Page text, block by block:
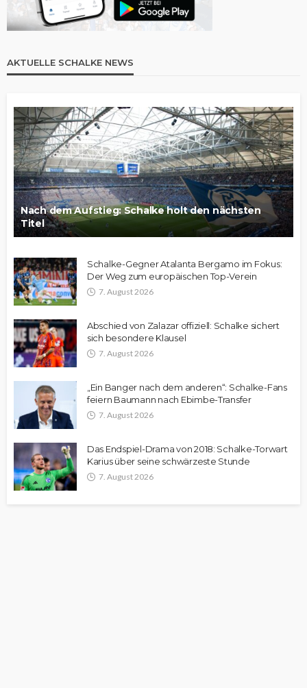
AKTUELLE SCHALKE NEWS
Nach dem Aufstieg: Schalke holt den nächsten
Titel
Schalke-Gegner Atalanta Bergamo im Fokus:
Der Weg zum europäischen Top-Verein
7. August 2026
Abschied von Zalazar offiziell: Schalke sichert
sich besondere Klausel
7. August 2026
„Ein Banger nach dem anderen“: Schalke-Fans
feiern Baumann nach Ebimbe-Transfer
7. August 2026
Das Endspiel-Drama von 2018: Schalke-Torwart
Karius über seine schwärzeste Stunde
7. August 2026